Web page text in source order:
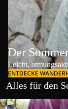
Der
Leicht,
ENTDECKE
Alles für den
Damen T-Shirts &